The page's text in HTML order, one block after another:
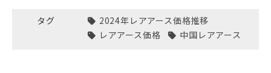
タグ
2024年レアアース価格推移
レアアース価格
中国レアアース